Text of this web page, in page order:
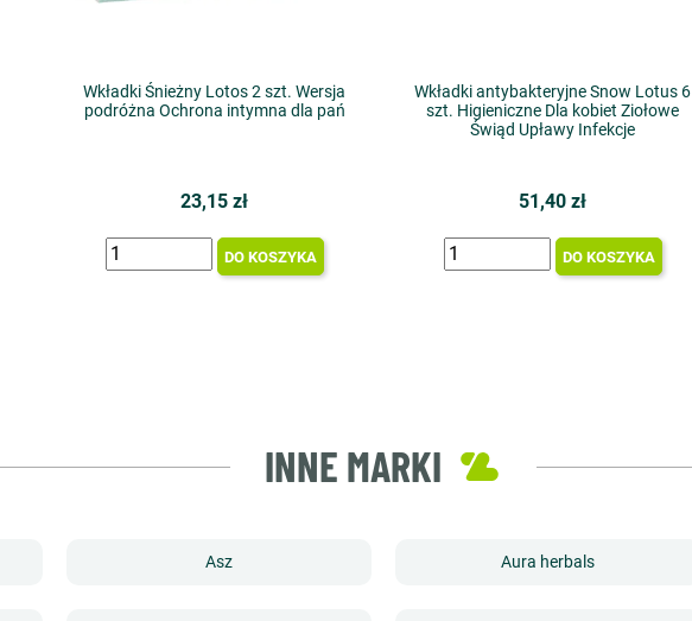
Wkładki Śnieżny Lotos 2 szt. Wersja
podróżna Ochrona intymna dla pań
23,15 zł
DO KOSZYKA
Wkładki antybakteryjne Snow Lotus 6
szt. Higieniczne Dla kobiet Ziołowe
Świąd Upławy Infekcje
51,40 zł
DO KOSZYKA
INNE MARKI
Asz Aura herbals